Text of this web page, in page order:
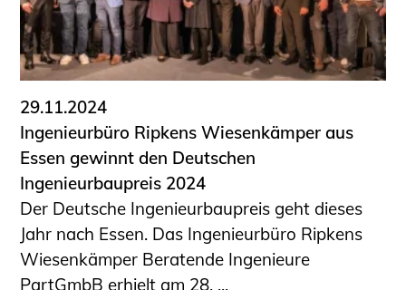
29.11.2024
Ingenieurbüro Ripkens Wiesenkämper aus
Essen gewinnt den Deutschen
Ingenieurbaupreis 2024
Der Deutsche Ingenieurbaupreis geht dieses
Jahr nach Essen. Das Ingenieurbüro Ripkens
Wiesenkämper Beratende Ingenieure
PartGmbB erhielt am 28. ...